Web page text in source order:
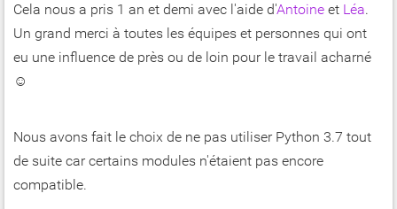
Cela nous a pris 1 an et demi avec l'aide d'Antoine et Léa.
Un grand merci à toutes les équipes et personnes qui ont
eu une influence de près ou de loin pour le travail acharné
☺
Nous avons fait le choix de ne pas utiliser Python 3.7 tout
de suite car certains modules n'étaient pas encore
compatible.